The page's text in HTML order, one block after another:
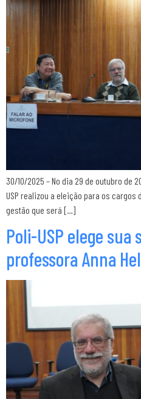
30/10/2025 – No dia 29 de outubro de
USP realizou a eleição para os cargos
gestão que será […]
Poli-USP elege
professora Anna